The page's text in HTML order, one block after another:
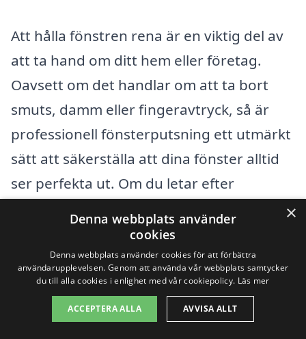
Att hålla fönstren rena är en viktig del av
att ta hand om ditt hem eller företag.
Oavsett om det handlar om att ta bort
smuts, damm eller fingeravtryck, så är
professionell fönsterputsning ett utmärkt
sätt att säkerställa att dina fönster alltid
ser perfekta ut. Om du letar efter
att överväga företag i närliggande städer
för att få det bästa erbjudandet och
servicen.
Det finns flera städer runt Grytgöl där du
×
Denna webbplats använder
cookies
Denna webbplats använder cookies för att förbättra
användarupplevelsen. Genom att använda vår webbplats samtycker
du till alla cookies i enlighet med vår cookiepolicy. Läs mer
ACCEPTERA ALLA AVVISA ALLT